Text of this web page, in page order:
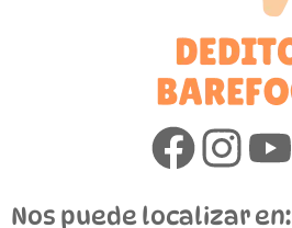
Nos puede localizar en: